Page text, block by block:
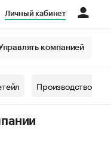
Личный кабинет
компанией
Производство